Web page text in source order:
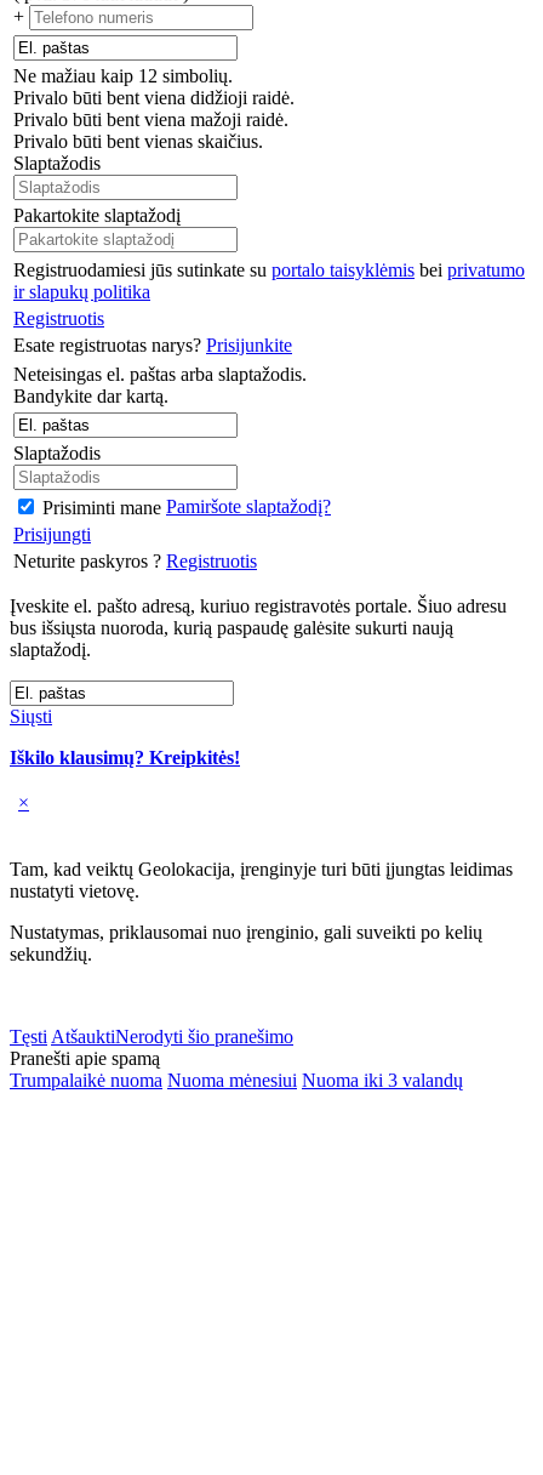
+
Ne mažiau kaip 12 simbolių.
Privalo būti bent viena didžioji raidė.
Privalo būti bent viena mažoji raidė.
Privalo būti bent vienas skaičius.
Slaptažodis
Pakartokite slaptažodį
Registruodamiesi jūs sutinkate su portalo taisyklėmis bei privatumo
ir slapukų politika
Registruotis
Esate registruotas narys? Prisijunkite
Neteisingas el. paštas arba slaptažodis.
Bandykite dar kartą.
Slaptažodis
Prisiminti mane Pamiršote slaptažodį?
Prisijungti
Neturite paskyros ? Registruotis
Įveskite el. pašto adresą, kuriuo registravotės portale. Šiuo adresu
bus išsiųsta nuoroda, kurią paspaudę galėsite sukurti naują
slaptažodį.
Siųsti
Iškilo klausimų? Kreipkitės!
×
Tam, kad veiktų Geolokacija, įrenginyje turi būti įjungtas leidimas
nustatyti vietovę.
Nustatymas, priklausomai nuo įrenginio, gali suveikti po kelių
sekundžių.
Tęsti AtšauktiNerodyti šio pranešimo
Pranešti apie spamą
Trumpalaikė nuoma Nuoma mėnesiui Nuoma iki 3 valandų